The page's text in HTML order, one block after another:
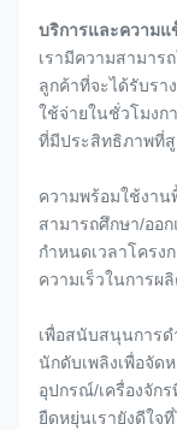
บริการและความแ
เรามีความสามา
ลูกค้าที่จะได้รับรา
ใช้จ่ายในชั่วโมงก
ที่มีประสิทธิภาพที่
ความพร้อมใช้งาน
สามารถศึกษา/ออ
กำหนดเวลาโคร
ความเร็วในการผ
เพื่อสนับสนุนการด
นักดับเพลิงเพื่อจัด
อุปกรณ์/เครื่องจัก
ยืดหยุ่นเรายังดีใจ